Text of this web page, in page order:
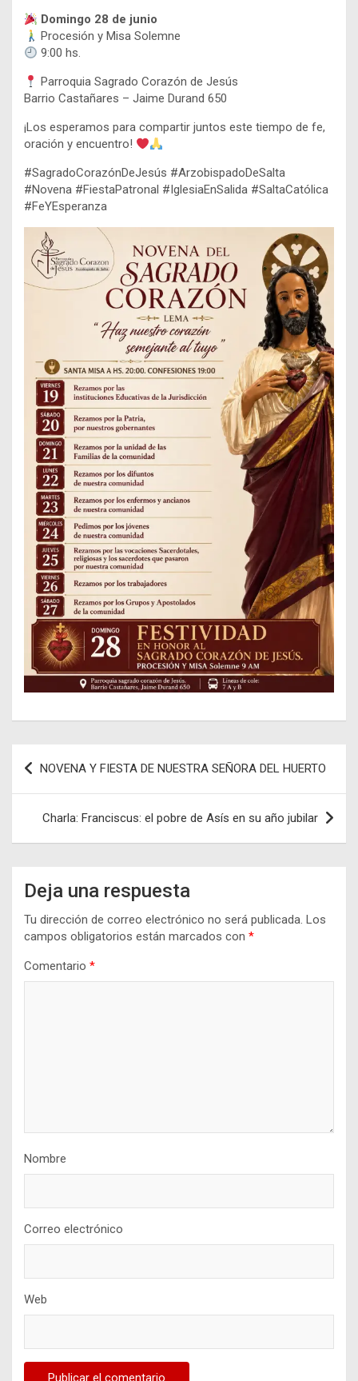
Domingo 28 de junio
Procesión y Misa Solemne
9:00 hs.
Parroquia Sagrado Corazón de Jesús
Barrio Castañares – Jaime Durand 650
¡Los esperamos para compartir juntos este tiempo de fe,
oración y encuentro!
#SagradoCorazónDeJesús #ArzobispadoDeSalta
#Novena #FiestaPatronal #IglesiaEnSalida #SaltaCatólica
#FeYEsperanza
Navegación
de
entradas
NOVENA Y FIESTA DE NUESTRA SEÑORA DEL HUERTO
Charla: Franciscus: el pobre de Asís en su año jubilar
Deja una respuesta
Tu dirección de correo electrónico no será publicada. Los
campos obligatorios están marcados con *
Comentario *
Nombre
Correo electrónico
Web